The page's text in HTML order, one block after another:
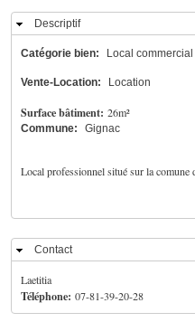
Masquer
Descriptif
Catégorie bien: Local commercial
Vente-Location: Location
Surface bâtiment: 26m²
Commune: Gignac
Local professionnel situé sur la
Masquer
Contact
Laetitia
Téléphone: 07-81-39-20-28